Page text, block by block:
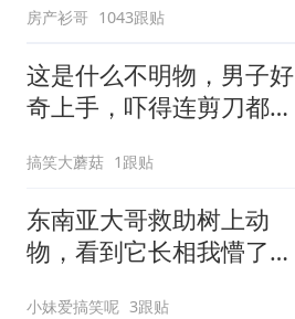
房产衫哥 1043跟贴
这是什么不明物，男子好
奇上手，吓得连剪刀都不
搞笑大蘑菇 1跟贴
东南亚大哥救助树上动
物，看到它长相我懵了，
小妹爱搞笑呢 3跟贴